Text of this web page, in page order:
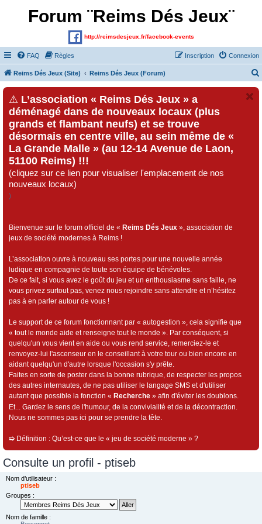
Forum ¨Reims Dés Jeux¨
http://reimsdesjeux.fr/facebook-events
FAQ Règles Connexion
Inscription
Reims Dés Jeux (Site) Reims Dés Jeux (Forum)
⚠ L’association « Reims Dés Jeux » a
déménagé dans de nouveaux locaux (plus
grands et flambant neufs) et se trouve
désormais en centre ville, au sein même de «
La Grande Malle » (au 12-14 Avenue de Laon,
51100 Reims) !!!
(cliquez sur ce lien pour visualiser l'emplacement de nos
nouveaux locaux)
)
Bienvenue sur le forum officiel de « Reims Dés Jeux », association de
jeux de société modernes à Reims !
L’association ouvre à nouveau ses portes pour une nouvelle année
ludique en compagnie de toute son équipe de bénévoles.
De ce fait, si vous avez le goût du jeu et un enthousiasme sans faille, ne
vous privez surtout pas, venez nous rejoindre sans attendre et n’hésitez
pas à en parler autour de vous !
Le support de ce forum fonctionnant par « autogestion », cela signifie que
« tout le monde aide et renseigne tout le monde ». Par conséquent, si
quelqu'un vous vient en aide ou vous rend service, remerciez-le et
renvoyez-lui l'ascenseur en le conseillant à votre tour ou bien encore en
aidant quelqu'un d'autre lorsque l'occasion s'y prête.
Faites en sorte de poster dans la bonne rubrique, de respecter les propos
des autres internautes, de ne pas utiliser le langage SMS et d'utiliser
autant que possible la fonction « Recherche » afin d'éviter les doublons.
Et... Gardez le sens de l'humour, de la convivialité et de la décontraction.
Nous ne sommes pas ici pour se prendre la tête.
➯ Définition : Qu’est-ce que le « jeu de société moderne » ?
Consulte un profil - ptiseb
Nom d’utilisateur :
ptiseb
Groupes :
Nom de famille :